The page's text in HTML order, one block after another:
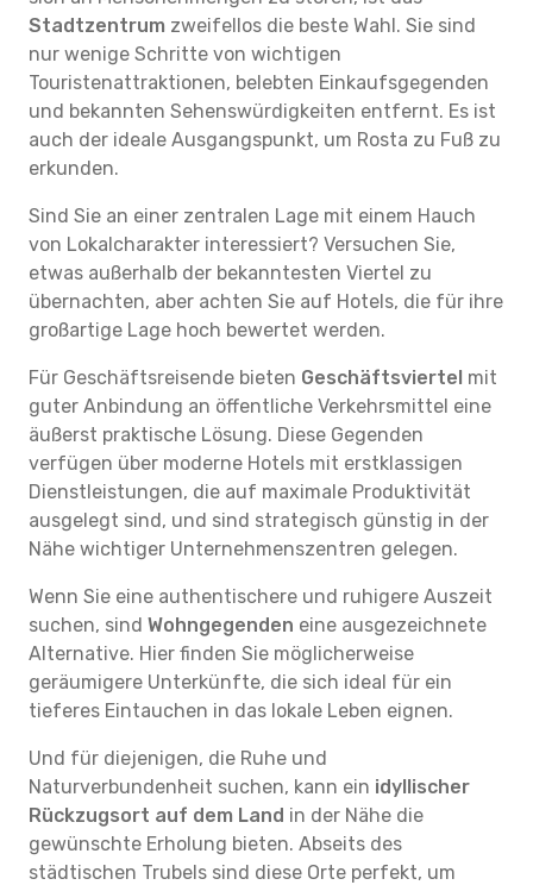
Stadtzentrum zweifellos die beste Wahl. Sie sind
nur wenige Schritte von wichtigen
Touristenattraktionen, belebten Einkaufsgegenden
und bekannten Sehenswürdigkeiten entfernt. Es ist
auch der ideale Ausgangspunkt, um Rosta zu Fuß zu
erkunden.
Sind Sie an einer zentralen Lage mit einem Hauch
von Lokalcharakter interessiert? Versuchen Sie,
etwas außerhalb der bekanntesten Viertel zu
übernachten, aber achten Sie auf Hotels, die für ihre
großartige Lage hoch bewertet werden.
Für Geschäftsreisende bieten Geschäftsviertel mit
guter Anbindung an öffentliche Verkehrsmittel eine
äußerst praktische Lösung. Diese Gegenden
verfügen über moderne Hotels mit erstklassigen
Dienstleistungen, die auf maximale Produktivität
ausgelegt sind, und sind strategisch günstig in der
Nähe wichtiger Unternehmenszentren gelegen.
Wenn Sie eine authentischere und ruhigere Auszeit
suchen, sind Wohngegenden eine ausgezeichnete
Alternative. Hier finden Sie möglicherweise
geräumigere Unterkünfte, die sich ideal für ein
tieferes Eintauchen in das lokale Leben eignen.
Und für diejenigen, die Ruhe und
Naturverbundenheit suchen, kann ein idyllischer
Rückzugsort auf dem Land in der Nähe die
gewünschte Erholung bieten. Abseits des
städtischen Trubels sind diese Orte perfekt, um